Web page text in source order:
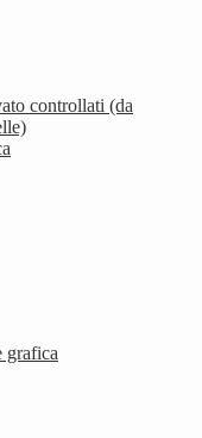
controllati (da
grafica